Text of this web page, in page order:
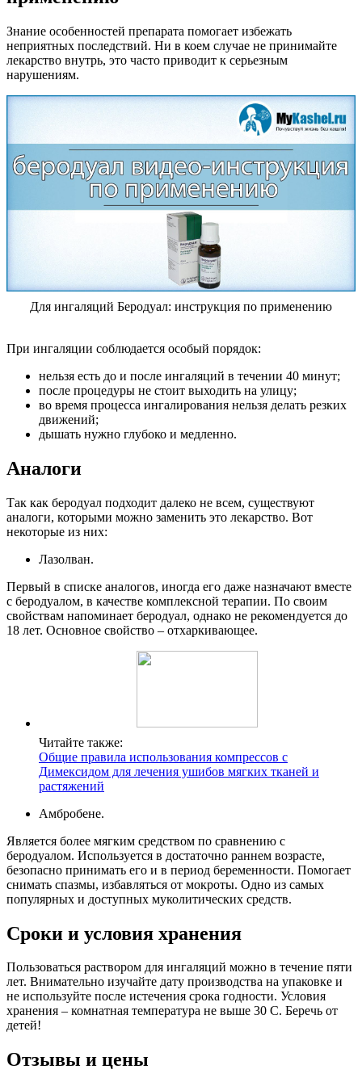
Знание особенностей препарата помогает избежать
неприятных последствий. Ни в коем случае не принимайте
лекарство внутрь, это часто приводит к серьезным
нарушениям.
Для ингаляций Беродуал: инструкция по применению
При ингаляции соблюдается особый порядок:
нельзя есть до и после ингаляций в течении 40 минут;
после процедуры не стоит выходить на улицу;
во время процесса ингалирования нельзя делать резких
движений;
дышать нужно глубоко и медленно.
Аналоги
Так как беродуал подходит далеко не всем, существуют
аналоги, которыми можно заменить это лекарство. Вот
некоторые из них:
Лазолван.
Первый в списке аналогов, иногда его даже назначают вместе
с беродуалом, в качестве комплексной терапии. По своим
свойствам напоминает беродуал, однако не рекомендуется до
18 лет. Основное свойство – отхаркивающее.
Читайте также:
Общие правила использования компрессов с
Димексидом для лечения ушибов мягких тканей и
растяжений
Амбробене.
Является более мягким средством по сравнению с
беродуалом. Используется в достаточно раннем возрасте,
безопасно принимать его и в период беременности. Помогает
снимать спазмы, избавляться от мокроты. Одно из самых
популярных и доступных муколитических средств.
Сроки и условия хранения
Пользоваться раствором для ингаляций можно в течение пяти
лет. Внимательно изучайте дату производства на упаковке и
не используйте после истечения срока годности. Условия
хранения – комнатная температура не выше 30 C. Беречь от
детей!
Отзывы и цены